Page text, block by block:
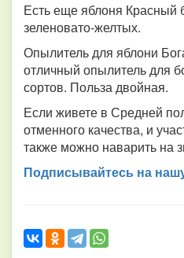
Есть еще яблоня Красный
зеленовато-желтых.
Опылитель для яблони
отличный опылитель для
сортов. Польза двойная.
Если живете в Средней
отменного качества, и
также можно наварить на
Подписывайтесь на